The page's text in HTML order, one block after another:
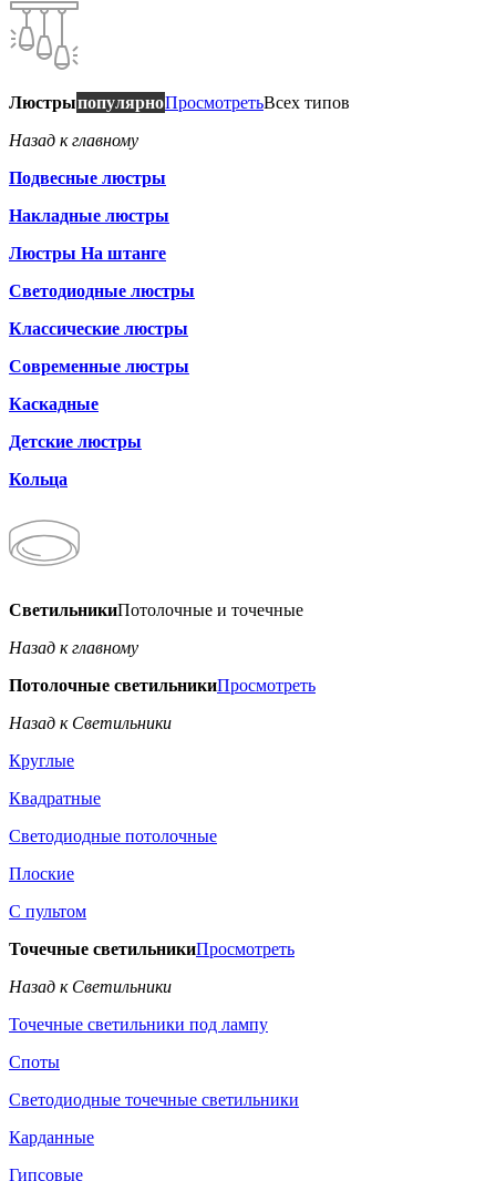
ЛюстрыпопулярноПросмотретьВсех типов
Назад к главному
Подвесные люстры
Накладные люстры
Люстры На штанге
Светодиодные люстры
Классические люстры
Современные люстры
Каскадные
Детские люстры
Кольца
СветильникиПотолочные и точечные
Назад к главному
Потолочные светильникиПросмотреть
Назад к Светильники
Круглые
Квадратные
Светодиодные потолочные
Плоские
С пультом
Точечные светильникиПросмотреть
Назад к Светильники
Точечные светильники под лампу
Споты
Светодиодные точечные светильники
Карданные
Гипсовые